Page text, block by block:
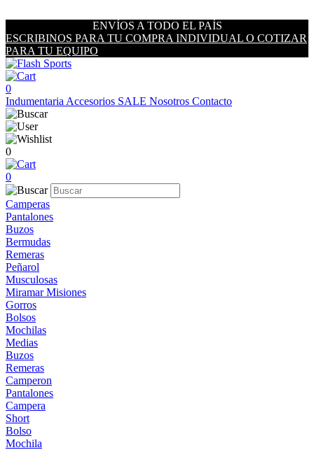
ENVÍOS A TODO EL PAÍS
ESCRIBINOS PARA TU COMPRA INDIVIDUAL O COTIZAR
PARA TU EQUIPO
0
Indumentaria Accesorios SALE Nosotros Contacto
0
0
Camperas
Pantalones
Buzos
Bermudas
Remeras
Peñarol
Musculosas
Miramar Misiones
Gorros
Bolsos
Mochilas
Medias
Buzos
Remeras
Camperon
Pantalones
Campera
Short
Bolso
Mochila